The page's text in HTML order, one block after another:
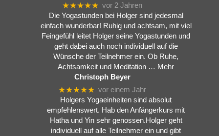
★★★★★ vor 2 Jahren
Die Yogastunden bei Holger sind jedesmal
einfach wunderbar! Ruhig und achtsam, mit viel
Feingefühl leitet Holger seine Yogastunden und
geht dabei auch noch individuell auf die
Wünsche der Teilnehmer ein. Ob Ruhe,
Achtsamkeit und Meditation … Mehr
Christoph Beyer
★★★★★ vor einem Jahr
Holgers Yogaeinheiten sind absolut
empfehlenswert. Hab den Anfängerkurs mit
Hatha und Yin sehr genossen.Holger geht
individuell auf alle Teilnehmer ein und gibt